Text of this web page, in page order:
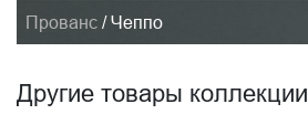
Прованс / Чеппо
Другие товары коллекции